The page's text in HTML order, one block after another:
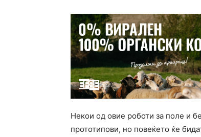
Некои од овие роботи за поле и
прототипови, но повеќето ќе